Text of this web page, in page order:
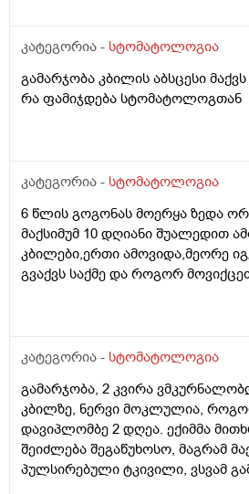
კატეგორია - სტომატოლოგია
გამარჯობა კბილის აბსცესი
რა ფამიჯდება სტომატოლოგთან
კატეგორია - სტომატოლოგია
6 წლის გოგონას მოერყა ზედა
მაქსიმუმ 10 დღიანი შუალედით
კბილები,ერთი ამოვიდა,მეორე
გვაქვს საქმე და როგორ
კატეგორია - სტომატოლოგია
გამარჯობა, 2 კვირა
კბილზე, ნერვი მოკლულია,
დავიპლომბე 2 დღეა. ექიმმა
შეიძლება შეგაწუხოსო, მაგრამ
პულსირებული ტკივილი, ვსვამ